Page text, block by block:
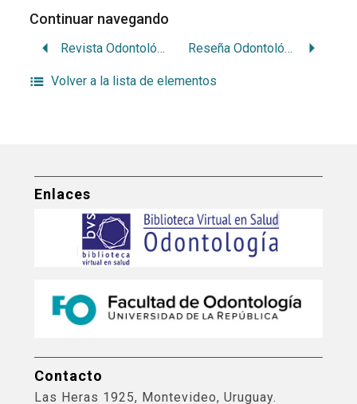
Continuar navegando
Revista Odontológica Reseña Odontológica
Volver a la lista de elementos
Enlaces
Contacto
Las Heras 1925, Montevideo, Uruguay.